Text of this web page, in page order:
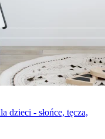
dzieci - słońce, tęcza,